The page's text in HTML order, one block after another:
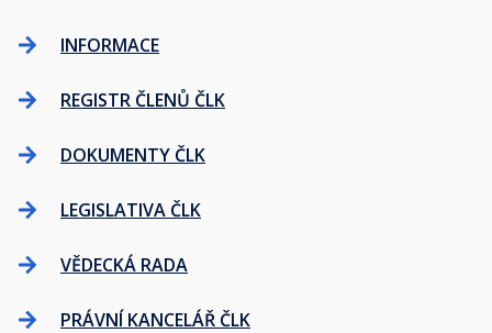
INFORMACE
REGISTR ČLENŮ ČLK
DOKUMENTY ČLK
LEGISLATIVA ČLK
VĚDECKÁ RADA
PRÁVNÍ KANCELÁŘ ČLK